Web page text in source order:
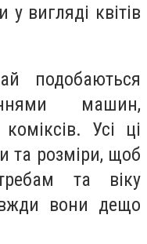
вигляді квітів
подобаються
машин,
Усі ці
та розміри, щоб
та віку
вони дещо